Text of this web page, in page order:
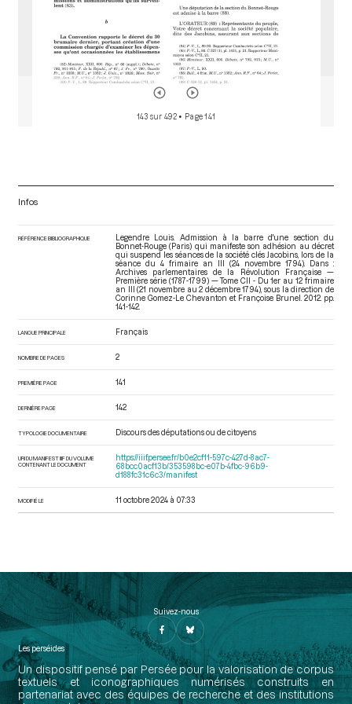
143 sur 492 • Page 141
Infos
RÉFÉRENCE BIBLIOGRAPHIQUE
Legendre Louis. Admission à la barre d'une section du
Bonnet-Rouge (Paris) qui manifeste son adhésion au décret
qui suspend les séances de la société clés Jacobins, lors de la
séance du 4 frimaire an III (24 novembre 1794). Dans :
Archives parlementaires de la Révolution Française —
Première série (1787-1799) — Tome CII - Du 1er au 12 frimaire
an III (21 novembre au 2 décembre 1794) , sous la direction de
Corinne Gomez-Le Chevanton et Françoise Brunel. 2012. pp.
141-142.
LANGUE PRINCIPALE Français
NOMBRE DE PAGES 2
PREMIÈRE PAGE 141
DERNIÈRE PAGE 142
TYPOLOGIE DOCUMENTAIRE Discours des députations ou de citoyens
URI DU MANIFEST IIIF DU VOLUME
CONTENANT LE DOCUMENT
https://iiif.persee.fr/b0e2cf11-597c-427d-8ac7-
68bcc0acf13b/353598bc-e07b-4fbc-96b9-
d188fc31c6c3/manifest
MODIFIÉ LE 11 octobre 2024 à 07:33
Suivez-nous
Les perséides
Un dispositif pensé par Persée pour la valorisation de corpus
textuels et iconographiques numérisés construits en
partenariat avec des équipes de recherche et des institutions